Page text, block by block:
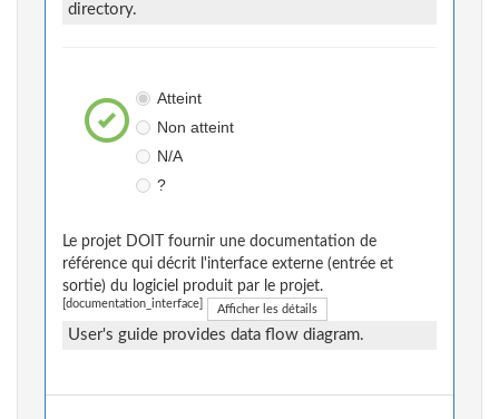
directory.
Atteint
Non atteint
N/A
?
Le projet DOIT fournir une documentation de
référence qui décrit l'interface externe (entrée et
sortie) du logiciel produit par le projet.
[documentation_interface] Afficher les détails
User's guide provides data flow diagram.